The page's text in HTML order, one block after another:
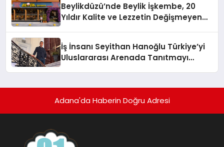
Hayata Geçirecek
Beylikdüzü’nde Beylik İşkembe, 20
Yıldır Kalite ve Lezzetin Değişmeyen
İş İnsanı Seyithan Hanoğlu Türkiye’yi
Uluslararası Arenada Tanıtmayı
Adana'da Haberin Doğru Adresi